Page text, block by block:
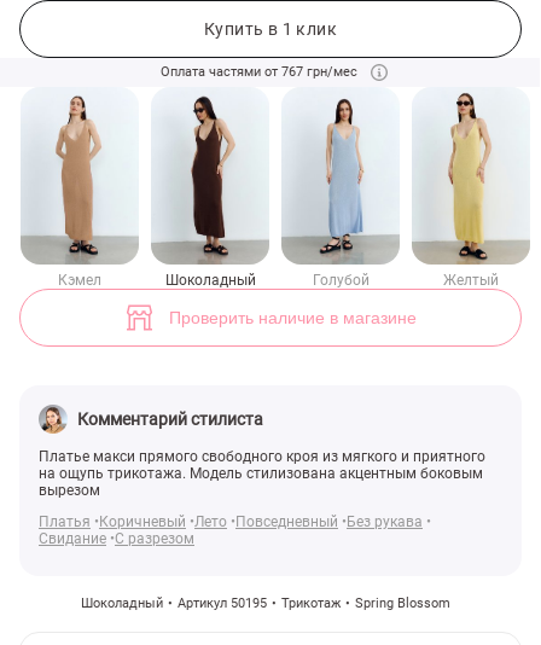
Купить в 1 клик
Оплата частями от 767 грн/мес
Кэмел Шоколадный Голубой Желтый
Проверить наличие в магазине
Комментарий стилиста
Платье макси прямого свободного кроя из мягкого и приятного
на ощупь трикотажа. Модель стилизована акцентным боковым
вырезом
Платья
Коричневый Лето Повседневный
Без рукава
Свидание С разрезом
Шоколадный Артикул 50195 Трикотаж Spring Blossom
Трикотажное платье макси в шоколадном оттенке с разрезом